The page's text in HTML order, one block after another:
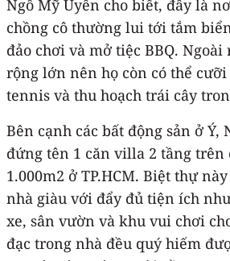
Ngô Mỹ Uyên cho biết, đây là
chồng cô thường lui tới tắm
đảo chơi và mở tiệc BBQ.
rộng lớn nên họ còn có thể
tennis và thu hoạch trái cây
Bên cạnh các bất động sản ở Ý,
đứng tên 1 căn villa 2 tầng trên
1.000m2 ở TP.HCM. Biệt thự
nhà giàu với đẩy đủ tiện ích
xe, sân vườn và khu vui chơi
đạc trong nhà đều quý hiếm